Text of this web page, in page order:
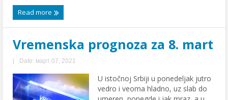
Read more
Vremenska prognoza za 8. mart
| Date: март 07, 2021
U istočnoj Srbiji u ponedeljak jutro
vedro i veoma hladno, uz slab do